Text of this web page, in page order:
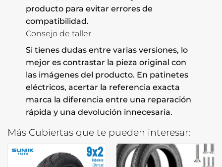
producto para evitar errores de
compatibilidad.
Consejo de taller
Si tienes dudas entre varias versiones, lo
mejor es contrastar la pieza original con
las imágenes del producto. En patinetes
eléctricos, acertar la referencia exacta
marca la diferencia entre una reparación
rápida y una devolución innecesaria.
Más Cubiertas que te pueden interesar: